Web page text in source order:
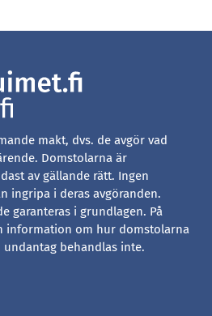
makt, dvs. de avgör vad
Domstolarna är
av gällande rätt. Ingen
ingripa i deras avgöranden.
garanteras i grundlagen. På
information om hur domstolarna
behandlas inte.